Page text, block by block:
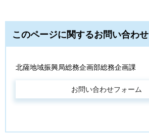
このページに関するお問い合わせ
北薩地域振興局総務企画部総務企画課